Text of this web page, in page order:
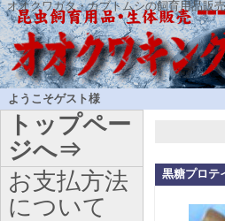
オオクワガタ・カブトムシの飼育用品販売
ようこそゲスト様
黒糖プロ
トップペー
ジへ⇒
お支払方法
について